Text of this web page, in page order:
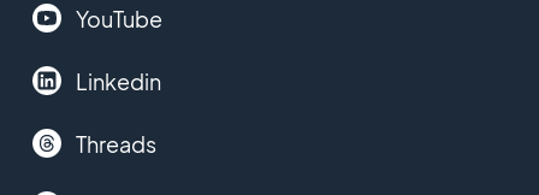
YouTube
Linkedin
Threads